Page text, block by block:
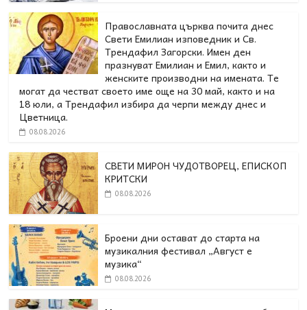
Православната църква почита днес
Свети Емилиан изповедник и Св.
Трендафил Загорски. Имен ден
празнуват Емилиан и Емил, както и
женските производни на имената. Те
могат да честват своето име още на 30 май, както и на
18 юли, а Трендафил избира да черпи между днес и
Цветница.
08.08.2026
СВЕТИ МИРОН ЧУДОТВОРЕЦ, ЕПИСКОП
КРИТСКИ
08.08.2026
Броени дни остават до старта на
музикалния фестивал „Август е
музика“
08.08.2026